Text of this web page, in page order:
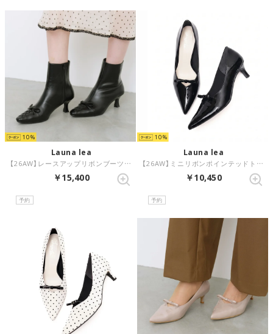
10
Launa lea
【26AW】レースアップリボンブーツ(0639) （ブラック）
￥15,400
予約
10
Launa lea
【26AW】ミニリボンポインテッドトゥパンプス(0637) （ブラックE）
￥10,450
予約